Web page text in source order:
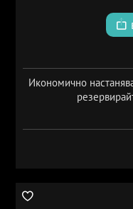
Икономично